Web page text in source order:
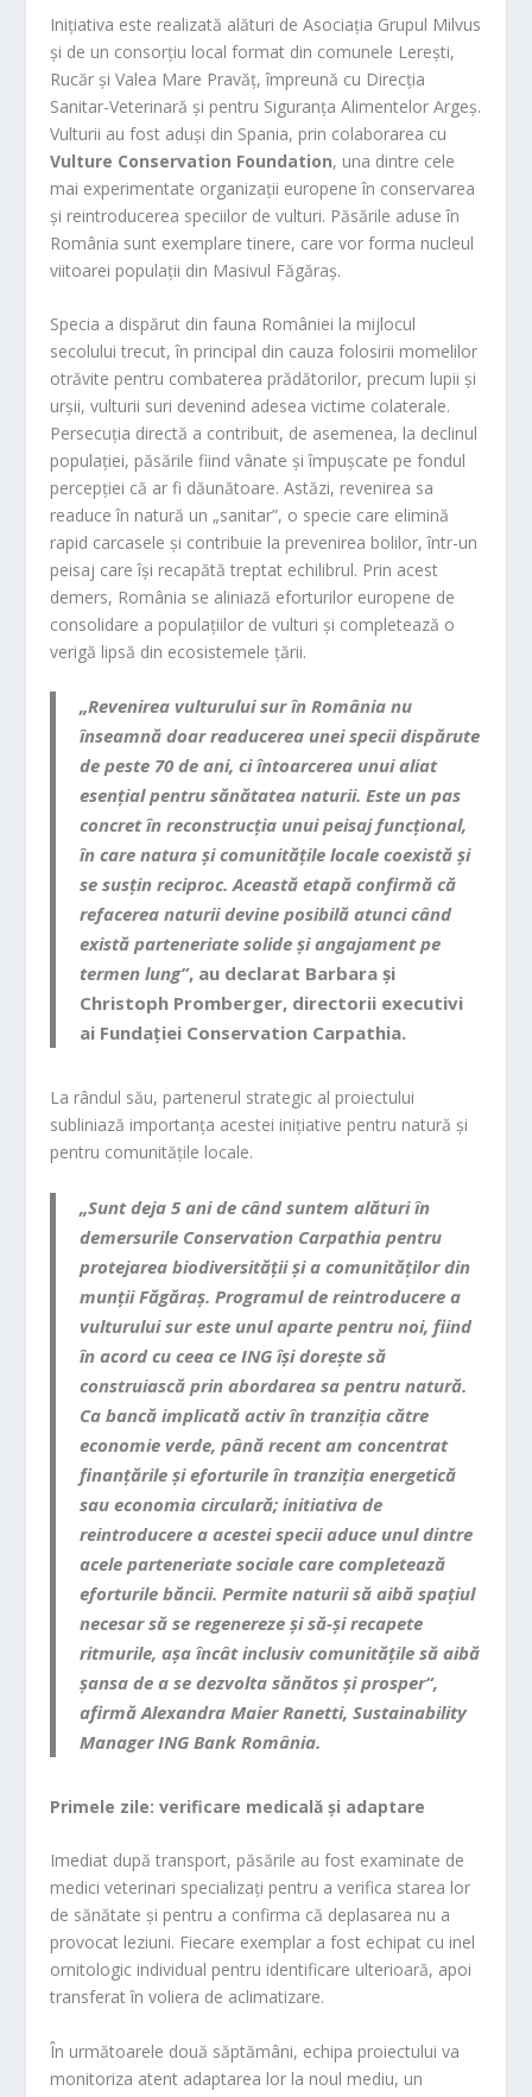
Inițiativa este realizată alături de Asociația Grupul Milvus
și de un consorțiu local format din comunele Lerești,
Rucăr și Valea Mare Pravăț, împreună cu Direcția
Sanitar-Veterinară și pentru Siguranța Alimentelor Argeș.
Vulturii au fost aduși din Spania, prin colaborarea cu
Vulture Conservation Foundation, una dintre cele
mai experimentate organizații europene în conservarea
și reintroducerea speciilor de vulturi. Păsările aduse în
România sunt exemplare tinere, care vor forma nucleul
viitoarei populații din Masivul Făgăraș.
Specia a dispărut din fauna României la mijlocul
secolului trecut, în principal din cauza folosirii momelilor
otrăvite pentru combaterea prădătorilor, precum lupii și
urșii, vulturii suri devenind adesea victime colaterale.
Persecuția directă a contribuit, de asemenea, la declinul
populației, păsările fiind vânate și împușcate pe fondul
percepției că ar fi dăunătoare. Astăzi, revenirea sa
readuce în natură un „sanitar”, o specie care elimină
rapid carcasele și contribuie la prevenirea bolilor, într-un
peisaj care își recapătă treptat echilibrul. Prin acest
demers, România se aliniază eforturilor europene de
consolidare a populațiilor de vulturi și completează o
verigă lipsă din ecosistemele țării.
„Revenirea vulturului sur în România nu
înseamnă doar readucerea unei specii dispărute
de peste 70 de ani, ci întoarcerea unui aliat
esențial pentru sănătatea naturii. Este un pas
concret în reconstrucția unui peisaj funcțional,
în care natura și comunitățile locale coexistă și
se susțin reciproc. Această etapă confirmă că
refacerea naturii devine posibilă atunci când
există parteneriate solide și angajament pe
termen lung”, au declarat Barbara și
Christoph Promberger, directorii executivi
ai Fundației Conservation Carpathia.
La rândul său, partenerul strategic al proiectului
subliniază importanța acestei inițiative pentru natură și
pentru comunitățile locale.
„Sunt deja 5 ani de când suntem alături în
demersurile Conservation Carpathia pentru
protejarea biodiversității și a comunităților din
munții Făgăraș. Programul de reintroducere a
vulturului sur este unul aparte pentru noi, fiind
în acord cu ceea ce ING își dorește să
construiască prin abordarea sa pentru natură.
Ca bancă implicată activ în tranziția către
economie verde, până recent am concentrat
finanțările și eforturile în tranziția energetică
sau economia circulară; initiativa de
reintroducere a acestei specii aduce unul dintre
acele parteneriate sociale care completează
eforturile băncii. Permite naturii să aibă spațiul
necesar să se regenereze și să-și recapete
ritmurile, așa încât inclusiv comunitățile să aibă
șansa de a se dezvolta sănătos și prosper“,
afirmă Alexandra Maier Ranetti, Sustainability
Manager ING Bank România.
Primele zile: verificare medicală și adaptare
Imediat după transport, păsările au fost examinate de
medici veterinari specializați pentru a verifica starea lor
de sănătate și pentru a confirma că deplasarea nu a
provocat leziuni. Fiecare exemplar a fost echipat cu inel
ornitologic individual pentru identificare ulterioară, apoi
transferat în voliera de aclimatizare.
În următoarele două săptămâni, echipa proiectului va
monitoriza atent adaptarea lor la noul mediu, un